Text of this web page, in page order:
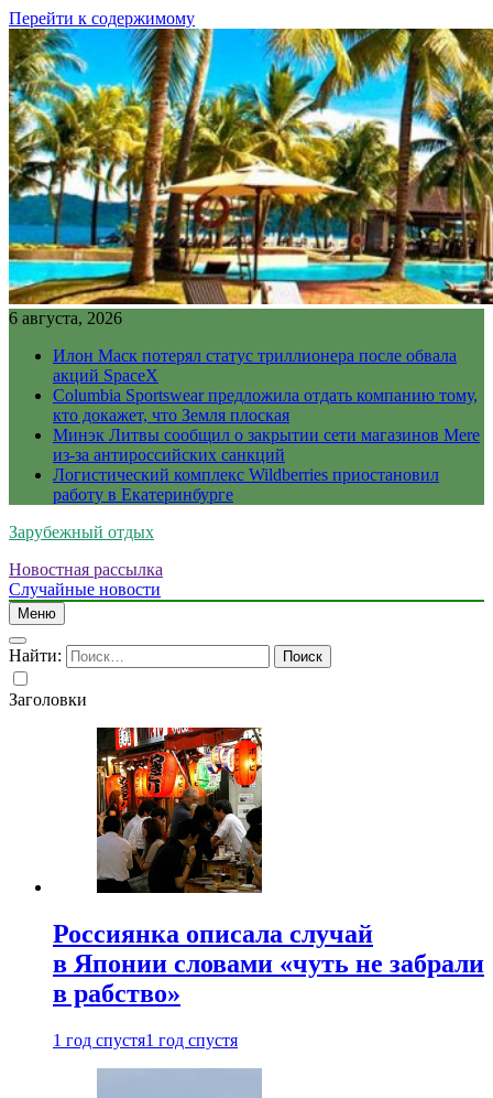
Перейти к содержимому
6 августа, 2026
Илон Маск потерял статус триллионера после обвала
акций SpaceX
Columbia Sportswear предложила отдать компанию тому,
кто докажет, что Земля плоская
Минэк Литвы сообщил о закрытии сети магазинов Mere
из-за антироссийских санкций
Логистический комплекс Wildberries приостановил
работу в Екатеринбурге
Зарубежный отдых
Новостная рассылка
Случайные новости
Меню
Найти:
Заголовки
Россиянка описала случай
в Японии словами «чуть не забрали
в рабство»
1 год спустя1 год спустя